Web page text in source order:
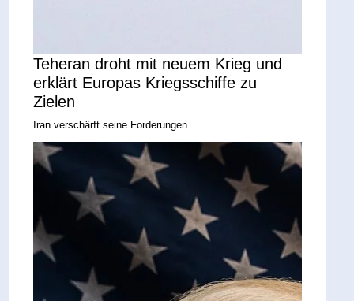
Teheran droht mit neuem Krieg und
erklärt Europas Kriegsschiffe zu
Zielen
Iran verschärft seine Forderungen ...